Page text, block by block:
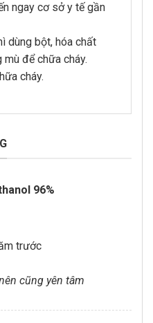
ngay cơ sở y tế gần
dùng bột, hóa chất
mù để chữa cháy.
cháy.
96%
trước
cũng yên tâm